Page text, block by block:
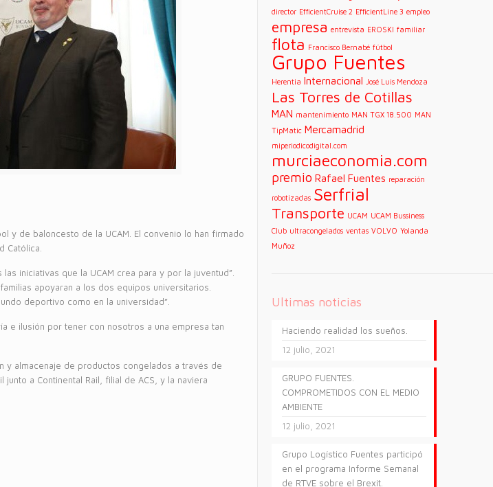
y de baloncesto de la UCAM. El convenio lo han firmado
Católica.
iniciativas que la UCAM crea para y por la juventud”.
apoyaran a los dos equipos universitarios.
deportivo como en la universidad”.
e ilusión por tener con nosotros a una empresa tan
y almacenaje de productos congelados a través de
a Continental Rail, filial de ACS, y la naviera
director EfficientCruise 2 EfficientLine 3 empleo
empresa entrevista EROSKI familiar
flota Francisco Bernabé fútbol
Grupo Fuentes
Herentia Internacional José Luis Mendoza
Las Torres de Cotillas
MAN mantenimiento MAN TGX 18.500 MAN
TipMatic Mercamadrid
miperiodicodigital.com
murciaeconomia.com
premio Rafael Fuentes reparación
robotizadas Serfrial
Transporte UCAM UCAM Bussiness
Club ultracongelados ventas VOLVO Yolanda
Muñoz
Ultimas noticias
Haciendo realidad los sueños.
12 julio, 2021
GRUPO FUENTES.
COMPROMETIDOS CON EL MEDIO
AMBIENTE
12 julio, 2021
Grupo Logístico Fuentes participó
en el programa Informe Semanal
de RTVE sobre el Brexit.